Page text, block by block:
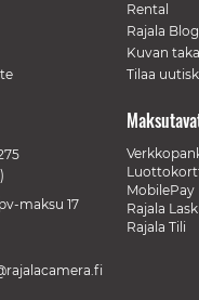
Rental
Rajala
Kuvan
Tilaa
MobilePay
Rajala
Rajala Tili
maksu 17